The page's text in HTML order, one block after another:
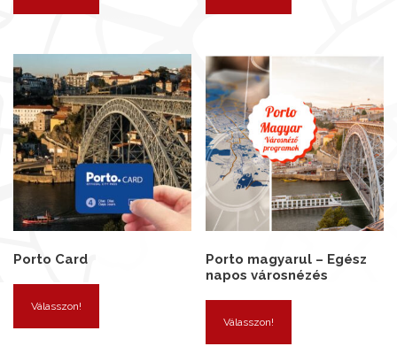
Porto Card
Válasszon!
Porto magyarul – Egész
napos városnézés
Válasszon!